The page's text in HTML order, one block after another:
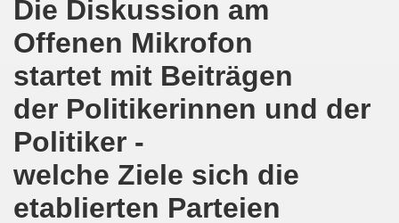
Die Diskussion am
Offenen Mikrofon
startet mit Beiträgen
der Politikerinnen und der
Politiker -
welche Ziele sich die
etablierten Parteien
Montagsdemo-Bewegung am 11. Januar 2021
Bewegung am 23.11.2020 zum heißen Eisen Corona
Bewegung am 02.11.2020 - auf der Straße gegen das
am 10.10.2020 in Düsseldorf
auf die Bevölkerung! Beschäftigte und Arbeitslose